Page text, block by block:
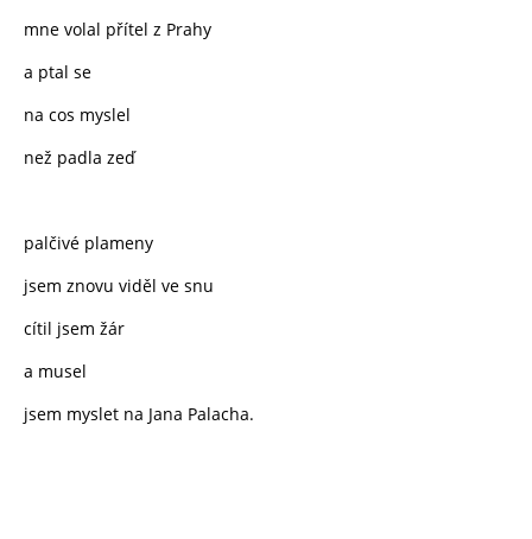
mne volal přítel z Prahy
a ptal se
na cos myslel
než padla zeď
palčivé plameny
jsem znovu viděl ve snu
cítil jsem žár
a musel
jsem myslet na Jana Palacha.